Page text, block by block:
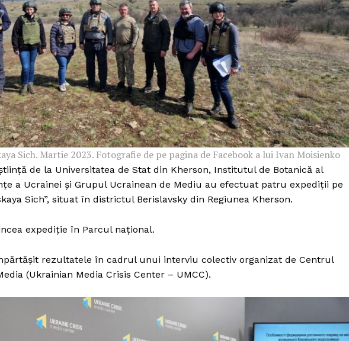
Sich. Martie 2023. Fotografie de pe pagina de Facebook a lui Ivan Moisienko
de la Universitatea de Stat din Kherson, Institutul de Botanică al
a Ucrainei și Grupul Ucrainean de Mediu au efectuat patru expediții pe
Sich”, situat în districtul Berislavsky din Regiunea Kherson.
expediție în Parcul național.
rezultatele în cadrul unui interviu colectiv organizat de Centrul
(Ukrainian Media Crisis Center – UMCC).